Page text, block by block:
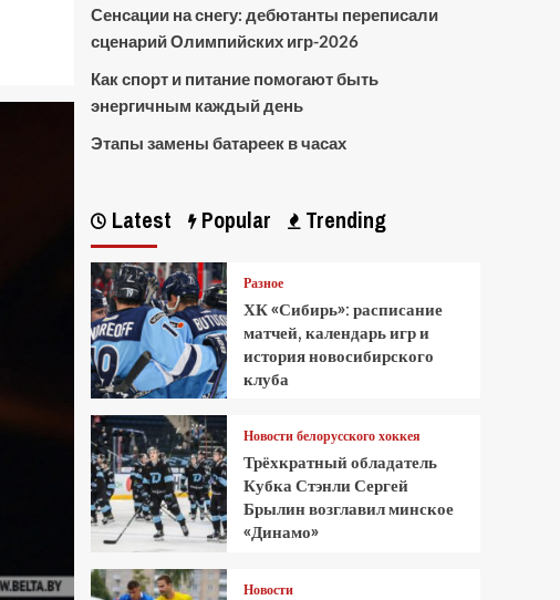
Сенсации на снегу: дебютанты переписали
сценарий Олимпийских игр-2026
Как спорт и питание помогают быть
энергичным каждый день
Этапы замены батареек в часах
Latest Popular Trending
Разное
ХК «Сибирь»: расписание
матчей, календарь игр и
история новосибирского
клуба
Новости белорусского хоккея
Трёхкратный обладатель
Кубка Стэнли Сергей
Брылин возглавил минское
«Динамо»
Новости